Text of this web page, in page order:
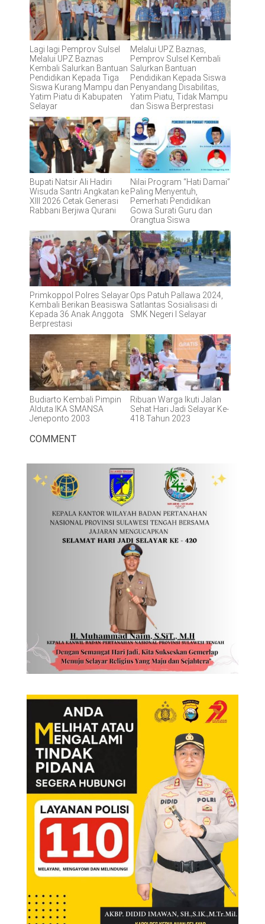
Lagi lagi Pemprov Sulsel
Melalui UPZ Baznas
Kembali Salurkan Bantuan
Pendidikan Kepada Tiga
Siswa Kurang Mampu dan
Yatim Piatu di Kabupaten
Selayar
Melalui UPZ Baznas,
Pemprov Sulsel Kembali
Salurkan Bantuan
Pendidikan Kepada Siswa
Penyandang Disabilitas,
Yatim Piatu, Tidak Mampu
dan Siswa Berprestasi
Bupati Natsir Ali Hadiri
Wisuda Santri Angkatan ke
XIII 2026 Cetak Generasi
Rabbani Berjiwa Qurani
Nilai Program “Hati Damai”
Paling Menyentuh,
Pemerhati Pendidikan
Gowa Surati Guru dan
Orangtua Siswa
Primkoppol Polres Selayar
Kembali Berikan Beasiswa
Kepada 36 Anak Anggota
Berprestasi
Ops Patuh Pallawa 2024,
Satlantas Sosialisasi di
SMK Negeri I Selayar
Budiarto Kembali Pimpin
Alduta IKA SMANSA
Jeneponto 2003
Ribuan Warga Ikuti Jalan
Sehat Hari Jadi Selayar Ke-
418 Tahun 2023
COMMENT